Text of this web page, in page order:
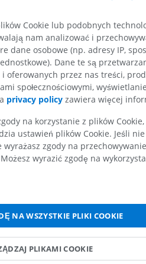
Cookie lub podobnych
nam analizować i
dane osobowe (np. adresy IP,
Dane te są
przez nas treści,
społecznościowymi,
privacy policy zawiera więcej
na korzystanie z plików
ustawień plików Cookie. Jeśli
zgody na
wyrazić zgodę na
NA WSZYSTKIE PLIKI COOKIE
PLIKAMI COOKIE